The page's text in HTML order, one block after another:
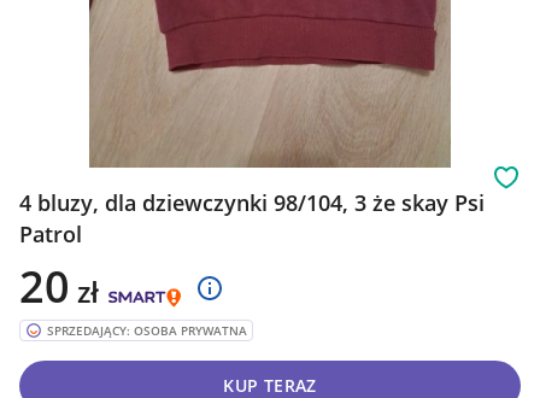
4 bluzy, dla dziewczynki 98/104, 3 że skay Psi
Patrol
20 zł
SPRZEDAJĄCY: OSOBA PRYWATNA
KUP TERAZ